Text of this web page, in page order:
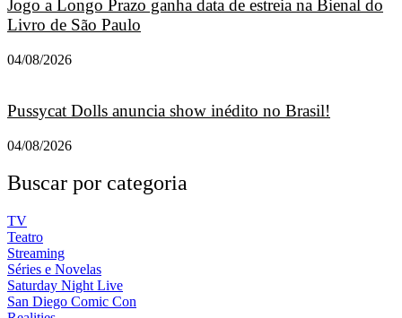
Jogo a Longo Prazo ganha data de estreia na Bienal do
Livro de São Paulo
04/08/2026
Pussycat Dolls anuncia show inédito no Brasil!
04/08/2026
Buscar por categoria
TV
Teatro
Streaming
Séries e Novelas
Saturday Night Live
San Diego Comic Con